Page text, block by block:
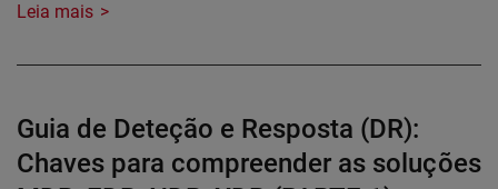
Leia mais
Guia de Deteção e Resposta (DR):
Chaves para compreender as soluções